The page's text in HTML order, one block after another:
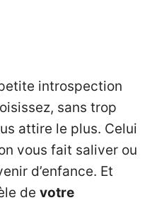
introspection
sans trop
attire le plus. Celui
vous fait saliver ou
d’enfance. Et
de votre